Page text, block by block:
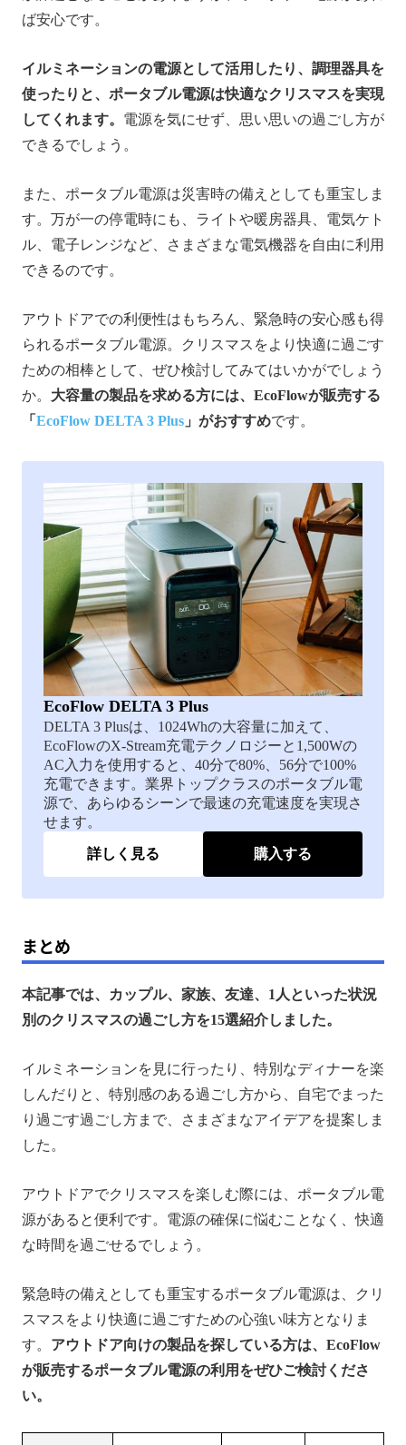
ば安心です。
イルミネーションの電源として活用したり、調理器具を
使ったりと、ポータブル電源は快適なクリスマスを実現
してくれます。 電源を気にせず、思い思いの過ごし方が
できるでしょう。
また、ポータブル電源は災害時の備えとしても重宝しま
す。万が一の停電時にも、ライトや暖房器具、電気ケト
ル、電子レンジなど、さまざまな電気機器を自由に利用
できるのです。
アウトドアでの利便性はもちろん、緊急時の安心感も得
られるポータブル電源。クリスマスをより快適に過ごす
ための相棒として、ぜひ検討してみてはいかがでしょう
か。 大容量の製品を求める方には、EcoFlowが販売する
「 EcoFlow DELTA 3 Plus 」がおすすめです。
EcoFlow DELTA 3 Plus
DELTA 3 Plusは、1024Whの大容量に加えて、
EcoFlowのX-Stream充電テクノロジーと1,500Wの
AC入力を使用すると、40分で80%、56分で100%
充電できます。業界トップクラスのポータブル電
源で、あらゆるシーンで最速の充電速度を実現さ
せます。
詳しく見る 購入する
まとめ
本記事では、カップル、家族、友達、1人といった状況
別のクリスマスの過ごし方を15選紹介しました。
イルミネーションを見に行ったり、特別なディナーを楽
しんだりと、特別感のある過ごし方から、自宅でまった
り過ごす過ごし方まで、さまざまなアイデアを提案しま
した。
アウトドアでクリスマスを楽しむ際には、ポータブル電
源があると便利です。電源の確保に悩むことなく、快適
な時間を過ごせるでしょう。
緊急時の備えとしても重宝するポータブル電源は、クリ
スマスをより快適に過ごすための心強い味方となりま
す。 アウトドア向けの製品を探している方は、EcoFlow
が販売するポータブル電源の利用をぜひご検討くださ
い。